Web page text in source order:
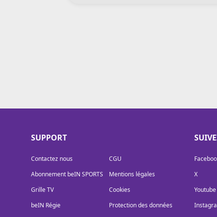
SUPPORT
Contactez nous
Abonnement beIN SPORTS
Grille TV
beIN Régie
CGU
Mentions légales
Cookies
Protection des données
X
Youtube